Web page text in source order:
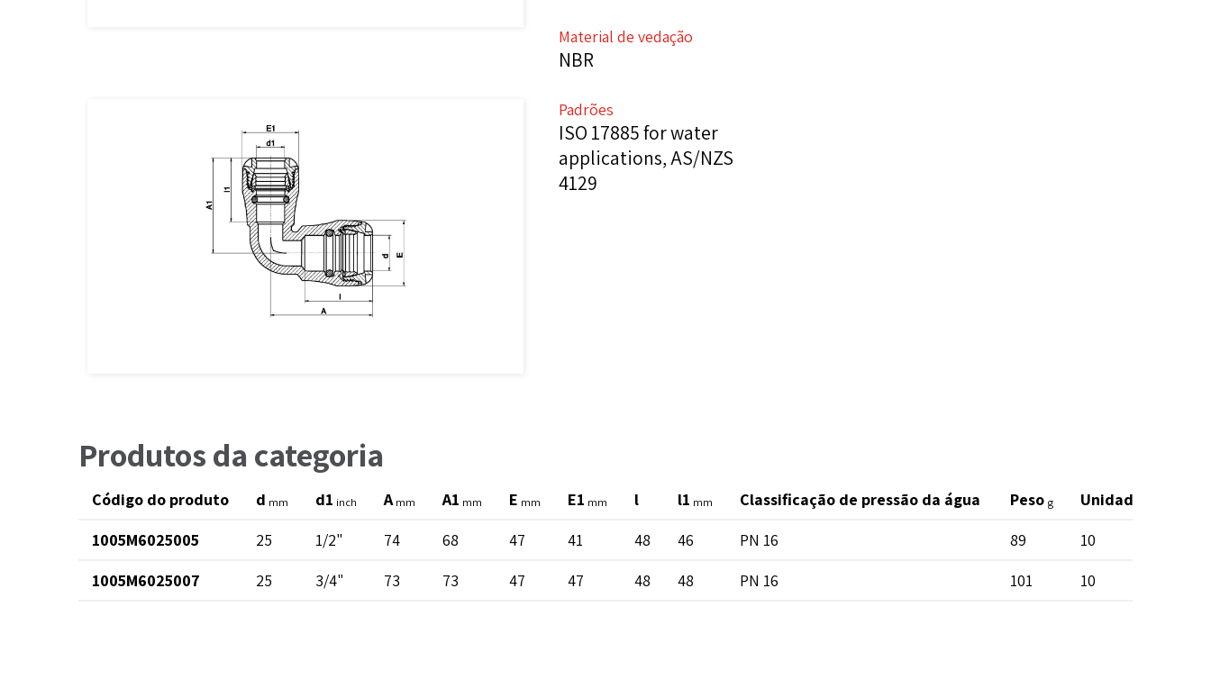
Material de vedação
NBR
Padrões
ISO 17885 for water
applications, AS/NZS
4129
Produtos da categoria
Código do produto d mm d1 inch A mm A1 mm E mm E1 mm l l1 mm Classificação de pressão da água Peso g
Unidade por saco
1005M6025005
25 1/2" 74 68 47 41 48 46 PN 16 89
10
1005M6025007
25 3/4" 73 73 47 47 48 48 PN 16 101 10